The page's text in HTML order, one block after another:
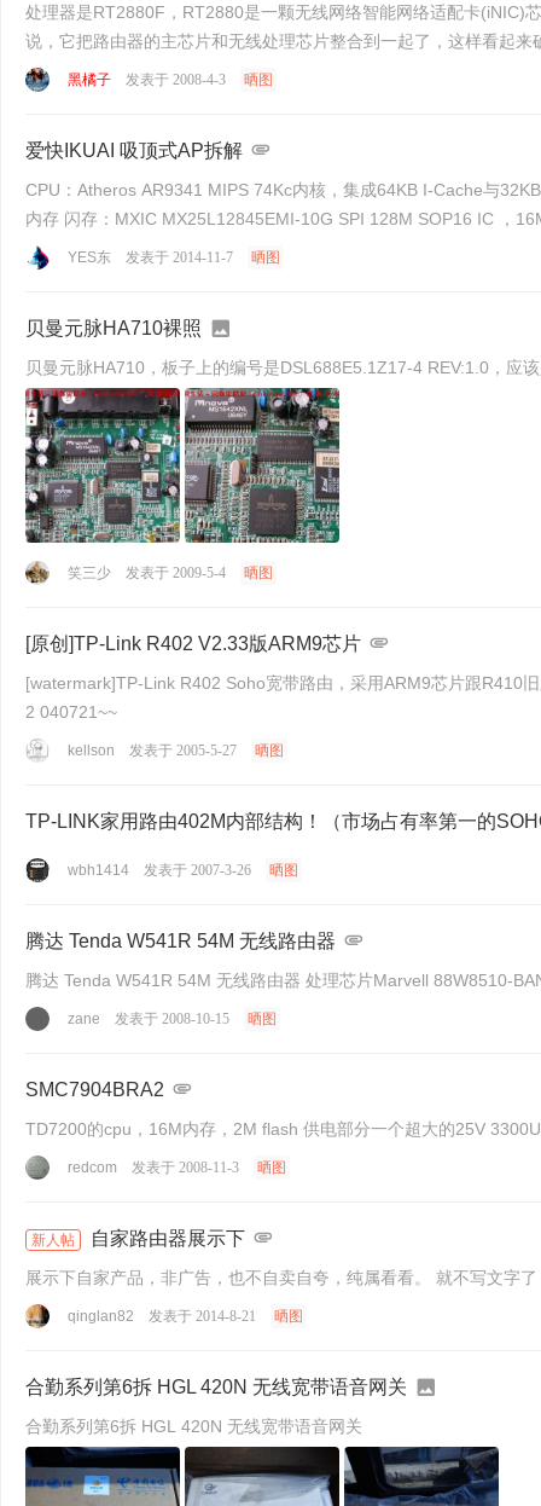
处理器是RT2880F，RT2880是一颗无线网络智能网络适配卡(iNIC)
黑橘子 发表于 2008-4-3 晒图
爱快IKUAI 吸顶式AP拆解
CPU：Atheros AR9341 MIPS 74Kc内核，集成64KB I-Cache与32KB D-Cache，最高主频533MHz 内存：Etron Technology,钰创科技 EM6AB160TSD-5G 512Mbit，32M x 16 bit，64MB
YES东 发表于 2014-11-7 晒图
贝曼元脉HA710裸照
贝曼元脉HA710，板子上的编号是DSL688E5.1Z17-4 REV:1.0，应
笑三少 发表于 2009-5-4 晒图
[原创]TP-Link R402 V2.33版ARM9芯片
[watermark]TP-Link R402 Soho宽带路由，采用ARM9芯片跟R410
2 040721~~
kellson 发表于 2005-5-27 晒图
TP-LINK家用路由402M内部结构！（市场占有率第一的
wbh1414 发表于 2007-3-26 晒图
腾达 Tenda W541R 54M 无线路由器
腾达 Tenda W541R 54M 无线路由器 处理芯片Marvell 88W8510-
zane 发表于 2008-10-15 晒图
SMC7904BRA2
TD7200的cpu，16M内存，2M flash 供电部分一个超大的25V
redcom 发表于 2008-11-3 晒图
新人帖 自家路由器展示下
展示下自家产品，非广
qinglan82 发表于 2014-8-21 晒图
合勤系列第6拆 HGL 420N 无线宽带语音网关
合勤系列第6拆 HGL 420N 无线宽带语音网关